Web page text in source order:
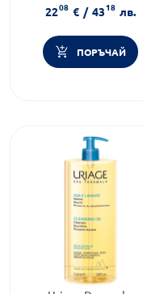
Дермокозметика
Форма на продукта:олио
2208 € / 4318 лв.
ПОРЪЧАЙ